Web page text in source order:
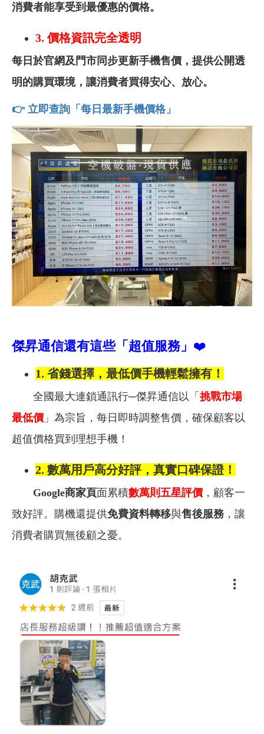
消費者能享受到最優惠的價格。
3.價格資訊完全透明
每日於官網及門市同步更新手機售價，提供公開透
明的購買環境，讓消費者買得安心、放心。
👉 立即查詢「每日最新手機價格」
傑昇通信還有這些「超值服務」 ❤️
1. 省錢選擇，最低價手機輕鬆擁有！
全國最大連鎖通訊行─傑昇通信以「 挑戰市場
最低價 」為宗旨，每日即時調整售價，確保顧客以
超值價格買到理想手機！
2. 數萬用戶高分好評，真實口碑保證！
Google商家頁面累積數萬則五星評價 ，顧客一
致好評。購機還提供免費資料轉移與售後服務 ，讓
消費者購買無後顧之憂。